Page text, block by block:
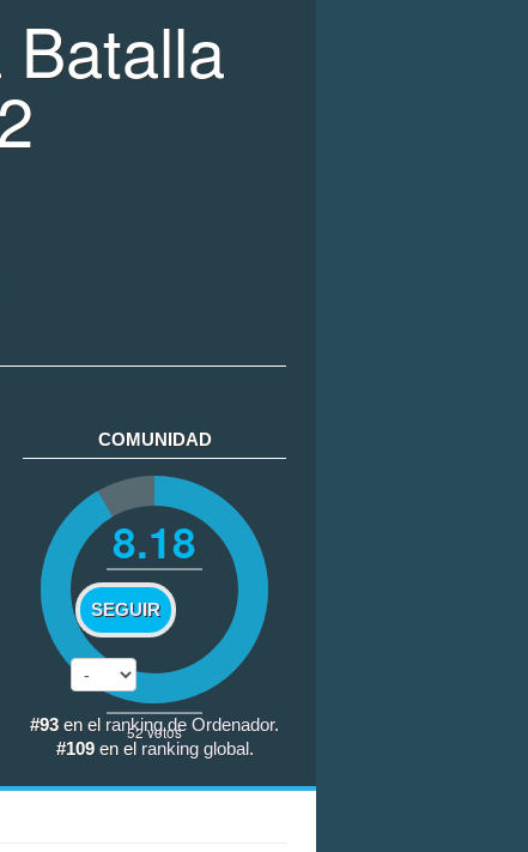
COMUNIDAD
8.18
SEGUIR
52votos
#93 en el ranking de Ordenador.
#109en el ranking global .